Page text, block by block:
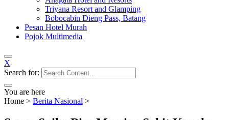
Triyana Resort and Glamping
Bobocabin Dieng Pass, Batang
Pesan Hotel Murah
Pojok Multimedia
X
Search for:
You are here
Home > Berita Nasional >